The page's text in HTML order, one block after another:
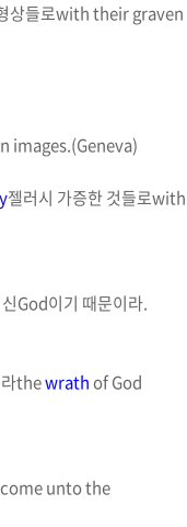
상들로with their graven
images.(Geneva)
젤러시 가증한 것들로with
신God이기 때문이라.
thewrathof God
unto the